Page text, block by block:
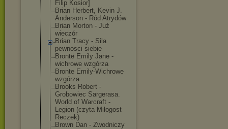
Filip Kosior]
Brian Herbert, Kevin J.
Anderson - Ród Atrydów
Brian Morton - Już
wieczór
Brian Tracy - Sila
pewnosci siebie
Brontë Emily Jane -
wichrowe wzgórza
Bronte Emily-Wichrowe
wzgórza
Brooks Robert -
Grobowiec Sargerasa.
World of Warcraft -
Legion (czyta Miłogost
Reczek)
Brown Dan - Zwodniczy